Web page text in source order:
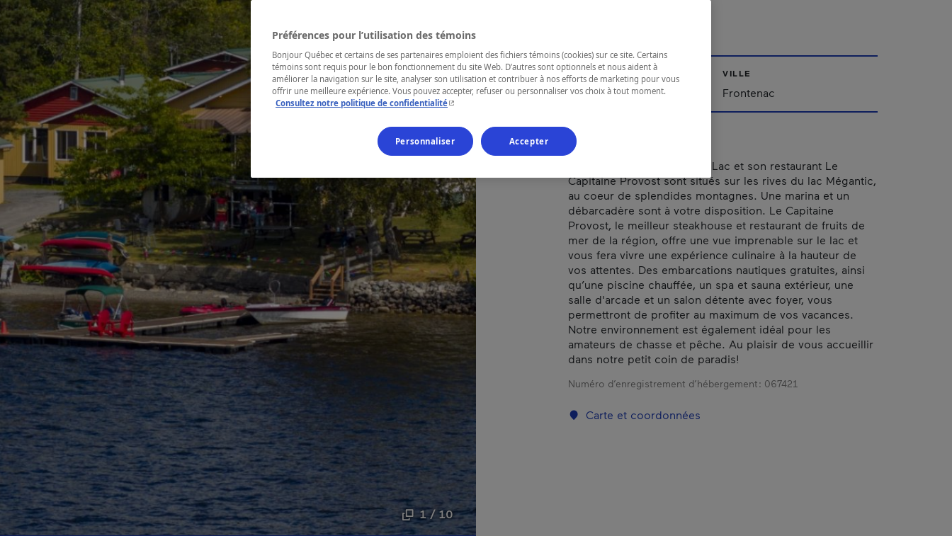
1 / 10
RÉGION
Cantons-de-l'Est
VILLE
Frontenac
L’Auberge et Chalets sur le Lac et son restaurant Le
Capitaine Provost sont situés sur les rives du lac Mégantic,
au coeur de splendides montagnes. Une marina et un
débarcadère sont à votre disposition. Le Capitaine
Provost, le meilleur steakhouse et restaurant de fruits de
mer de la région, offre une vue imprenable sur le lac et
vous fera vivre une expérience culinaire à la hauteur de
vos attentes. Des embarcations nautiques gratuites, ainsi
qu’une piscine chauffée, un spa et sauna extérieur, une
salle d'arcade et un salon détente avec foyer, vous
permettront de profiter au maximum de vos vacances.
Notre environnement est également idéal pour les
amateurs de chasse et pêche. Au plaisir de vous accueillir
dans notre petit coin de paradis!
Numéro d’enregistrement d’hébergement : 067421
Carte et coordonnées
Préférences pour l’utilisation des témoins
Bonjour Québec et certains de ses partenaires emploient des fichiers témoins (cookies) sur ce site. Certains
témoins sont requis pour le bon fonctionnement du site Web. D’autres sont optionnels et nous aident à
améliorer la navigation sur le site, analyser son utilisation et contribuer à nos efforts de marketing pour vous
offrir une meilleure expérience. Vous pouvez accepter, refuser ou personnaliser vos choix à tout moment.
Consultez notre politique de confidentialité- Cet hyperlien s'ouvrira dans une nouvelle fenêtre.
Personnaliser Accepter